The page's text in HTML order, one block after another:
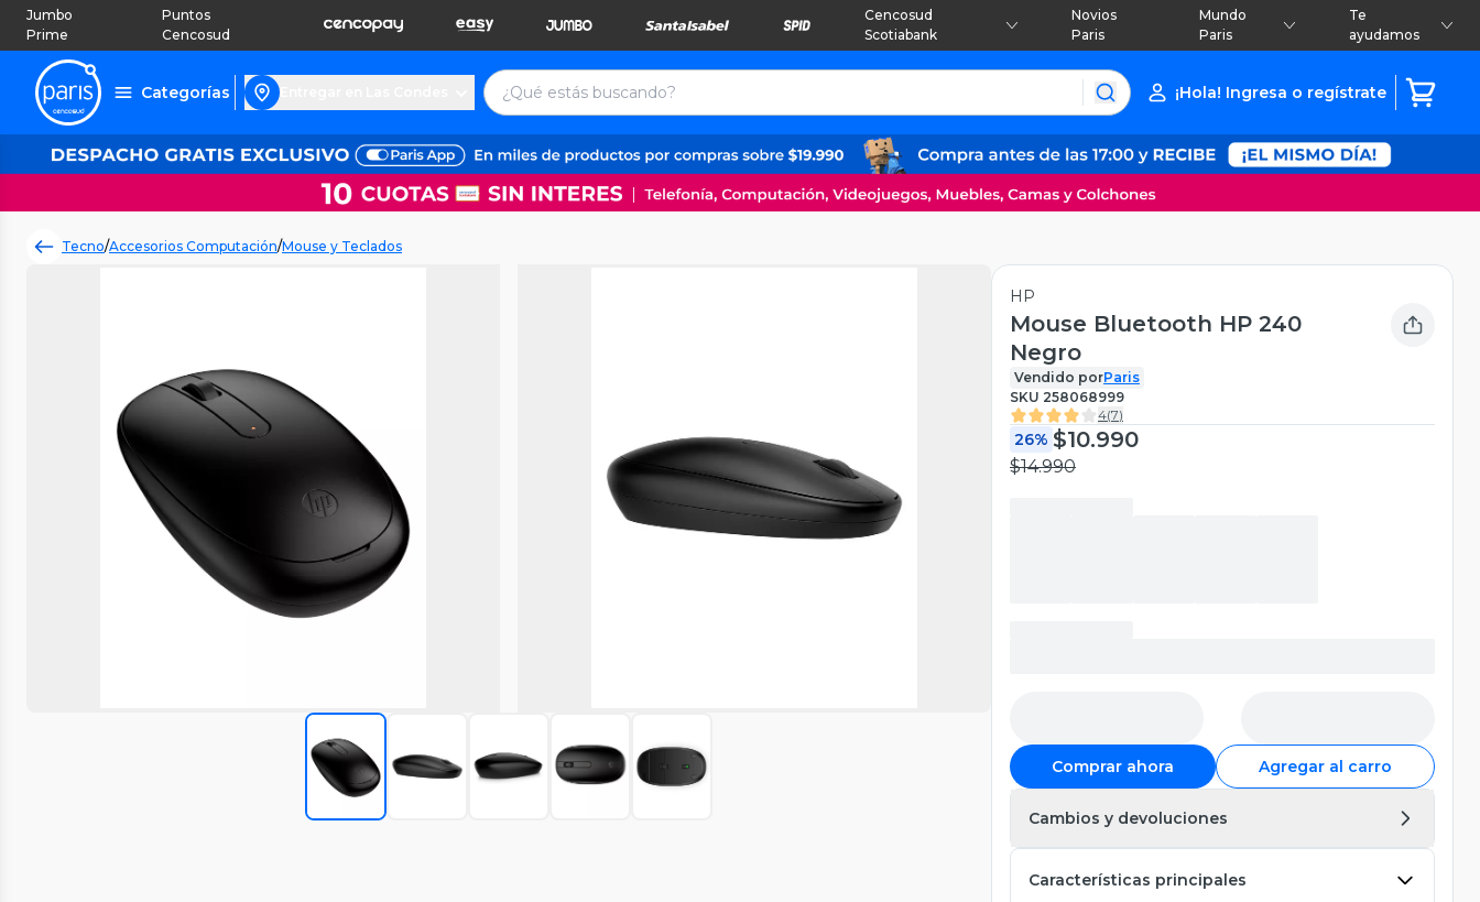
Jumbo
Prime
Puntos
Cencosud
Cencosud
Scotiabank
Novios
Paris
Mundo
Paris
Te
ayudamos
Categorías ¡Hola! Ingresa o regístrate
Tecno/Accesorios Computación/Mouse y Teclados
HP
Mouse Bluetooth HP 240
Negro
Vendido porParis
SKU 258068999
4(7)
26% $10.990
$14.990
Comprar ahora Agregar al carro
Cambios y devoluciones
Características principales